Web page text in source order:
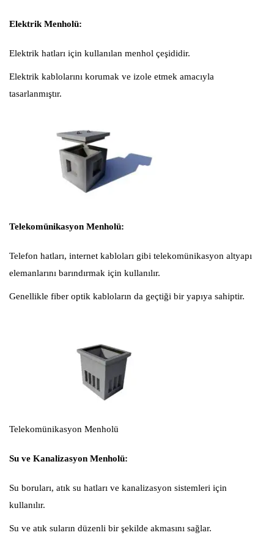
Elektrik Menholü:
Elektrik hatları için kullanılan menhol çeşididir.
Elektrik kablolarını korumak ve izole etmek amacıyla
tasarlanmıştır.
Telekomünikasyon Menholü:
Telefon hatları, internet kabloları gibi telekomünikasyon altyapı
elemanlarını barındırmak için kullanılır.
Genellikle fiber optik kabloların da geçtiği bir yapıya sahiptir.
Telekomünikasyon Menholü
Su ve Kanalizasyon Menholü:
Su boruları, atık su hatları ve kanalizasyon sistemleri için
kullanılır.
Su ve atık suların düzenli bir şekilde akmasını sağlar.